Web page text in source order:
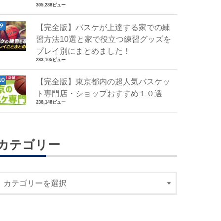
305,288ビュー
【完全版】バスケが上達する家での練
習方法10選と家で役立つ練習グッズを
プレイ別にまとめました！
283,105ビュー
【完全版】東京都内の超人気バスケッ
ト専門店・ショップおすすめ１０選
238,148ビュー
テゴリー